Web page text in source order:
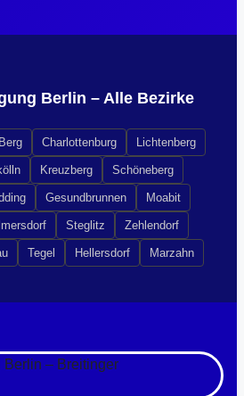
Berlin – Alle Bezirke
Charlottenburg Lichtenberg
Kreuzberg Schöneberg
Gesundbrunnen Moabit
Steglitz Zehlendorf
Tegel Hellersdorf Marzahn